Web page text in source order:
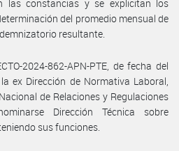
las constancias y se explicitan los
del promedio mensual de
resultante.
2024-862-APN-PTE, de fecha del
ex Dirección de Normativa Laboral,
de Relaciones y Regulaciones
Dirección Técnica sobre
sus funciones.